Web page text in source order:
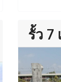
รั้ว 7